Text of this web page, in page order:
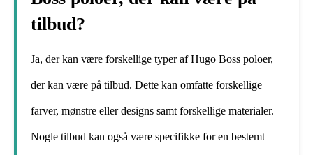
tilbud?
Ja, der kan være forskellige typer af Hugo Boss poloer,
der kan være på tilbud. Dette kan omfatte forskellige
farver, mønstre eller designs samt forskellige materialer.
Nogle tilbud kan også være specifikke for en bestemt